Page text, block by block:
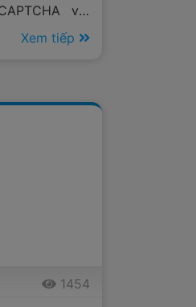
v2.
dụng v3 vì
toàn hơn, ít
Xem tiếp
1454